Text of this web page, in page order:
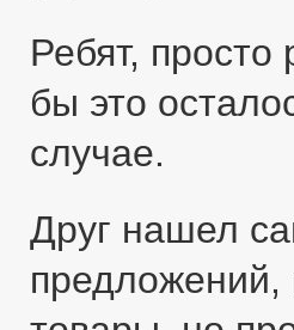
Ребят,
бы это
случае.
Друг нашел
предложений,